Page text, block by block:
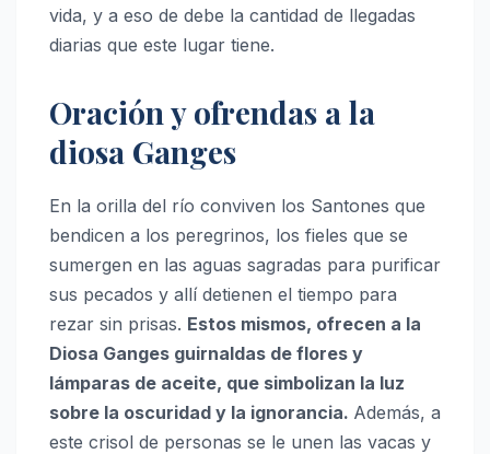
vida, y a eso de debe la cantidad de llegadas
diarias que este lugar tiene.
Oración y ofrendas a la
diosa Ganges
En la orilla del río conviven los Santones que
bendicen a los peregrinos, los fieles que se
sumergen en las aguas sagradas para purificar
sus pecados y allí detienen el tiempo para
rezar sin prisas. Estos mismos, ofrecen a la
Diosa Ganges guirnaldas de flores y
lámparas de aceite, que simbolizan la luz
sobre la oscuridad y la ignorancia. Además, a
este crisol de personas se le unen las vacas y